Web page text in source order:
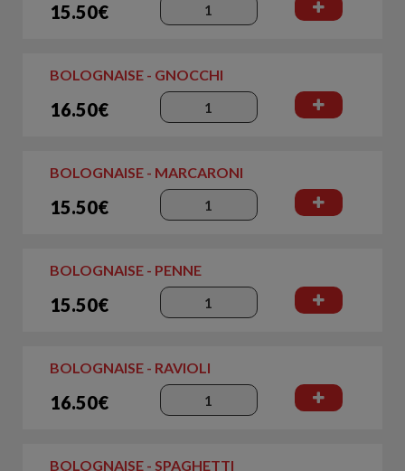
15.50€
BOLOGNAISE - GNOCCHI
16.50€
BOLOGNAISE - MARCARONI
15.50€
BOLOGNAISE - PENNE
15.50€
BOLOGNAISE - RAVIOLI
16.50€
BOLOGNAISE - SPAGHETTI